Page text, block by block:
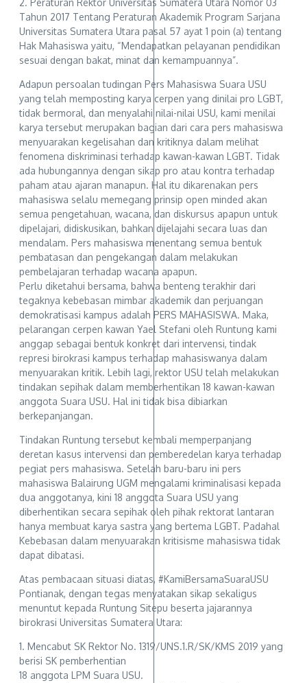
2. Peraturan Rektor Universitas Sumatera Utara Nomor 03
Tahun 2017 Tentang Peraturan Akademik Program Sarjana
Universitas Sumatera Utara pasal 57 ayat 1 poin (a) tentang
Hak Mahasiswa yaitu, “Mendapatkan pelayanan pendidikan
sesuai dengan bakat, minat dan kemampuannya”.
Adapun persoalan tudingan Pers Mahasiswa Suara USU
yang telah memposting karya cerpen yang dinilai pro LGBT,
tidak bermoral, dan menyalahi nilai-nilai USU, kami menilai
karya tersebut merupakan bagian dari cara pers mahasiswa
menyuarakan kegelisahan dan kritiknya dalam melihat
fenomena diskriminasi terhadap kawan-kawan LGBT. Tidak
ada hubungannya dengan sikap pro atau kontra terhadap
paham atau ajaran manapun. Hal itu dikarenakan pers
mahasiswa selalu memegang prinsip open minded akan
semua pengetahuan, wacana, dan diskursus apapun untuk
dipelajari, didiskusikan, bahkan dijelajahi secara luas dan
mendalam. Pers mahasiswa menentang semua bentuk
pembatasan dan pengekangan dalam melakukan
pembelajaran terhadap wacana apapun.
Perlu diketahui bersama, bahwa benteng terakhir dari
tegaknya kebebasan mimbar akademik dan perjuangan
demokratisasi kampus adalah PERS MAHASISWA. Maka,
pelarangan cerpen kawan Yael Stefani oleh Runtung kami
anggap sebagai bentuk konkret dari intervensi, tindak
represi birokrasi kampus terhadap mahasiswanya dalam
menyuarakan kritik. Lebih lagi, rektor USU telah melakukan
tindakan sepihak dalam memberhentikan 18 kawan-kawan
anggota Suara USU. Hal ini tidak bisa dibiarkan
berkepanjangan.
Tindakan Runtung tersebut kembali memperpanjang
deretan kasus intervensi dan pemberedelan karya terhadap
pegiat pers mahasiswa. Setelah baru-baru ini pers
mahasiswa Balairung UGM mengalami kriminalisasi kepada
dua anggotanya, kini 18 anggota Suara USU yang
diberhentikan secara sepihak oleh pihak rektorat lantaran
hanya membuat karya sastra yang bertema LGBT. Padahal
Kebebasan dalam menyuarakan kritisisme mahasiswa tidak
dapat dibatasi.
Atas pembacaan situasi diatas, #KamiBersamaSuaraUSU
Pontianak, dengan tegas menyatakan sikap sekaligus
menuntut kepada Runtung Sitepu beserta jajarannya
birokrasi Universitas Sumatera Utara:
1. Mencabut SK Rektor No. 1319/UNS.1.R/SK/KMS 2019 yang
berisi SK pemberhentian
18 anggota LPM Suara USU.